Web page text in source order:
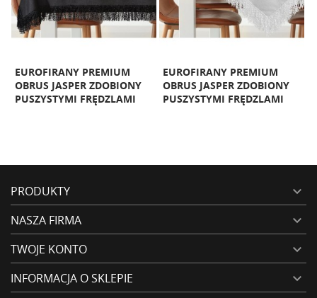
EUROFIRANY PREMIUM
OBRUS JASPER ZDOBIONY
PUSZYSTYMI FRĘDZLAMI
EUROFIRANY PREMIUM
OBRUS JASPER ZDOBIONY
PUSZYSTYMI FRĘDZLAMI
PRODUKTY 
NASZA FIRMA 
TWOJE KONTO 
INFORMACJA O SKLEPIE 